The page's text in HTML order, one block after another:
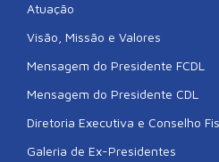
Atuação
Visão, Missão e Valores
Mensagem do Presidente FCDL
Mensagem do Presidente CDL
Diretoria Executiva e Conselho
Galeria de Ex-Presidentes